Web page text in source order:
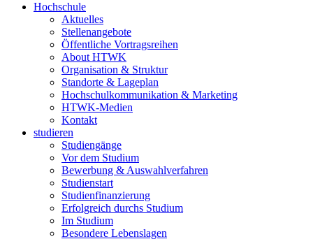
Hochschule
Aktuelles
Stellenangebote
Öffentliche Vortragsreihen
About HTWK
Organisation & Struktur
Standorte & Lageplan
Hochschulkommunikation & Marketing
HTWK-Medien
Kontakt
studieren
Studiengänge
Vor dem Studium
Bewerbung & Auswahlverfahren
Studienstart
Studienfinanzierung
Erfolgreich durchs Studium
Im Studium
Besondere Lebenslagen